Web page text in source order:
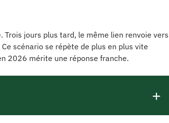
Trois jours plus tard, le même lien renvoie vers
scénario se répète de plus en plus vite
2026 mérite une réponse franche.